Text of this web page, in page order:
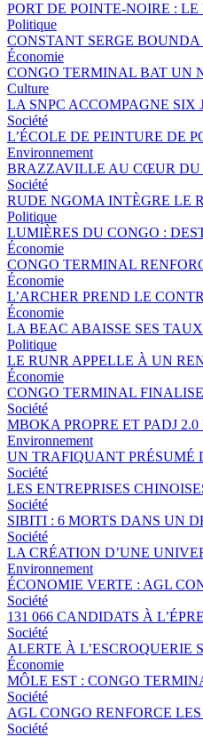
PORT DE POINTE-NOIRE :
Politique
CONSTANT SERGE
Économie
CONGO TERMINAL BAT UN
Culture
LA SNPC ACCOMPAGNE
Société
L’ÉCOLE DE PEINTURE DE
Environnement
BRAZZAVILLE AU CŒUR DU
Société
RUDE NGOMA INTÈGRE LE
Politique
LUMIÈRES DU CONGO :
Économie
CONGO TERMINAL
Économie
L’ARCHER PREND LE
Économie
LA BEAC ABAISSE SES
Politique
LE RUNR APPELLE À UN
Économie
CONGO TERMINAL
Société
MBOKA PROPRE ET PADJ
Environnement
UN TRAFIQUANT PRÉSUMÉ
Société
LES ENTREPRISES
Société
SIBITI : 6 MORTS DANS UN
Société
LA CRÉATION D’UNE
Environnement
ÉCONOMIE VERTE : AGL
Société
131 066 CANDIDATS À
Société
ALERTE À L’ESCROQUERIE
Économie
MÔLE EST : CONGO
Société
AGL CONGO RENFORCE
Société